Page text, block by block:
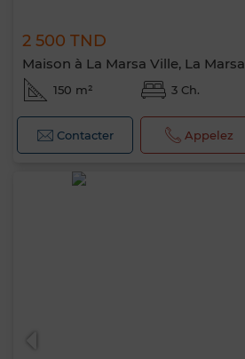
2 500 TND
Maison à La Marsa Ville, La Marsa
150 m² 3 Ch.
Contacter Appelez